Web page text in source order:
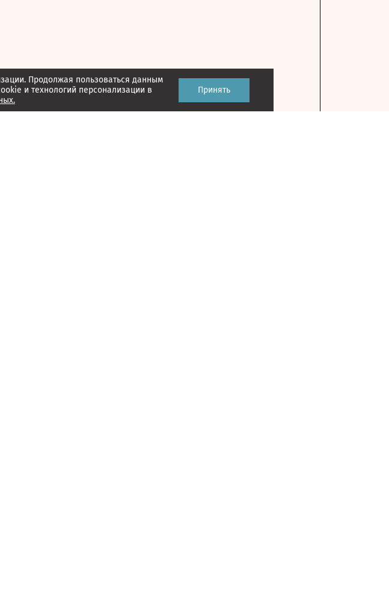
Продолжая пользоваться данным
и технологий персонализации в
Принять